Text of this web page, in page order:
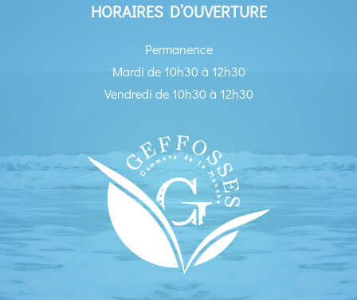
HORAIRES D’OUVERTURE
Permanence
Mardi de 10h30 à 12h30
Vendredi de 10h30 à 12h30